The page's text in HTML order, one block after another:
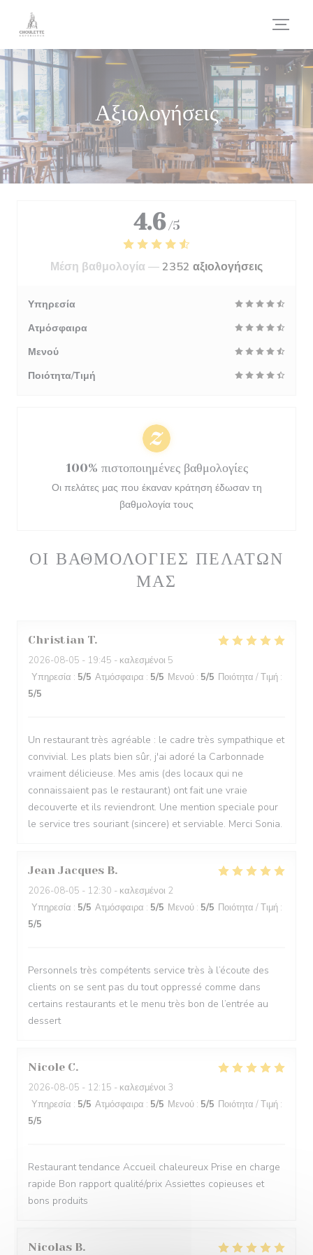
Πίνακας διαχείρισης "Μπισκότων" (Cookies)
Αξιολογήσεις
ΟΙ ΒΑΘΜΟΛΟΓΊΕΣ ΠΕΛΑΤΏΝ
ΜΑΣ
Christian T
2026-08-05 - 19:45 - καλεσμένοι 5
Υπηρεσία : 5/5 Ατμόσφαιρα : 5/5 Μενού : 5/5 Ποιότητα / Τιμή :
5/5
Un restaurant très agréable : le cadre très sympathique et
convivial. Les plats bien sûr, j'ai adoré la Carbonnade
vraiment délicieuse. Mes amis (des locaux qui ne
connaissaient pas le restaurant) ont fait une vraie
decouverte et ils reviendront. Une mention speciale pour
le service tres souriant (sincere) et serviable. Merci Sonia.
Jean Jacques B
2026-08-05 - 12:30 - καλεσμένοι 2
Υπηρεσία : 5/5 Ατμόσφαιρα : 5/5 Μενού : 5/5 Ποιότητα / Τιμή :
5/5
Personnels très compétents service très à l’écoute des
clients on se sent pas du tout oppressé comme dans
certains restaurants et le menu très bon de l’entrée au
dessert
Nicole C
2026-08-05 - 12:15 - καλεσμένοι 3
Υπηρεσία : 5/5 Ατμόσφαιρα : 5/5 Μενού : 5/5 Ποιότητα / Τιμή :
5/5
Restaurant tendance Accueil chaleureux Prise en charge
rapide Bon rapport qualité/prix Assiettes copieuses et
bons produits
Nicolas B
4.6 /5
Μέση βαθμολογία —2352 αξιολογήσεις
Υπηρεσία
Ατμόσφαιρα
Μενού
Ποιότητα/Τιμή
100% πιστοποιημένες βαθμολογίες
Οι πελάτες μας που έκαναν κράτηση έδωσαν τη
βαθμολογία τους